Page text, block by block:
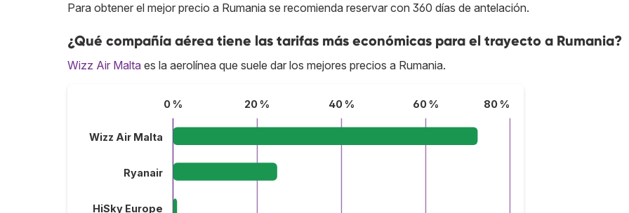
Para obtener el mejor precio a Rumania se recomienda reservar con 360 días de antelación.
¿Qué compañía aérea tiene las tarifas más económicas para el trayecto a Rumania?
Wizz Air Malta es la aerolínea que suele dar los mejores precios a Rumania.
0 % 20 % 40 % 60 % 80 %
Wizz Air Malta
Ryanair
HiSky Europe